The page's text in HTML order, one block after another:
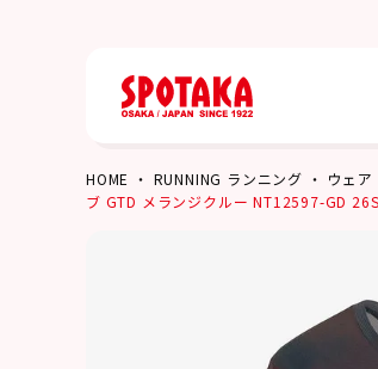
HOME RUNNING ランニング ウェア
ブ GTD メランジクルー NT12597-GD